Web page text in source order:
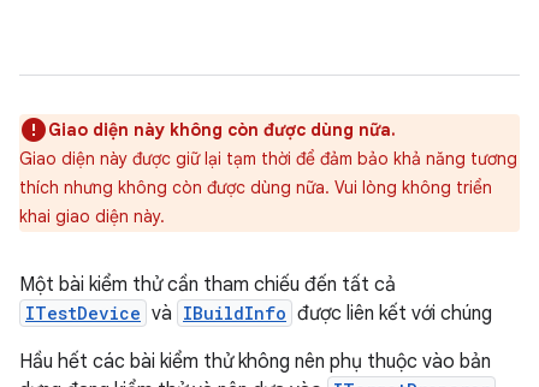
Giao diện này không còn được dùng nữa.
Giao diện này được giữ lại tạm thời để đảm bảo khả năng tương
thích nhưng không còn được dùng nữa. Vui lòng không triển
khai giao diện này.
Một bài kiểm thử cần tham chiếu đến tất cả
ITestDevice và IBuildInfo được liên kết với chúng
Hầu hết các bài kiểm thử không nên phụ thuộc vào bản